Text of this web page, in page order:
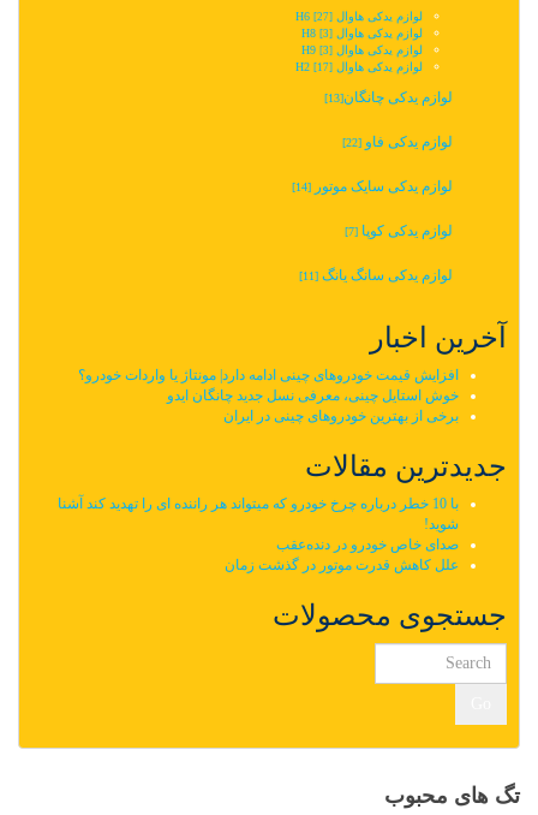
لوازم یدکی هاوال H6 [27]
لوازم یدکی هاوال H8 [3]
لوازم یدکی هاوال H9 [3]
لوازم یدکی هاوال H2 [17]
لوازم یدکی چانگان‬‎[13]
لوازم یدکی فاو [22]
لوازم یدکی سایک موتور [14]
لوازم یدکی کوپا [7]
لوازم یدکی سانگ یانگ [11]
آخرین اخبار
افزایش قیمت خودروهای چینی ادامه دارد| مونتاژ یا واردات خودرو؟
خوش استایل چینی، معرفی نسل جدید چانگان ایدو
برخی از بهترین خودروهای چینی در ایران
جدیدترین مقالات
با 10 خطر درباره چرخ خودرو که میتواند هر راننده ای را تهدید کند آشنا
شوید!
صدای خاص خودرو در دنده‌عقب
علل کاهش قدرت موتور در گذشت زمان
جستجوی محصولات
تگ های محبوب